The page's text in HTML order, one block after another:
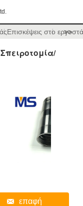
Επισκέψεις στο >>
επαφή